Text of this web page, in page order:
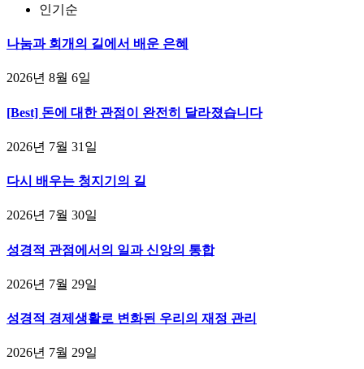
인기순
나눔과 회개의 길에서 배운 은혜
2026년 8월 6일
[Best] 돈에 대한 관점이 완전히 달라졌습니다
2026년 7월 31일
다시 배우는 청지기의 길
2026년 7월 30일
성경적 관점에서의 일과 신앙의 통합
2026년 7월 29일
성경적 경제생활로 변화된 우리의 재정 관리
2026년 7월 29일